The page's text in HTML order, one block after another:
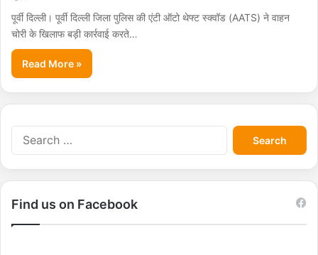
पूर्वी दिल्ली। पूर्वी दिल्ली जिला पुलिस की एंटी ऑटो थेफ्ट स्क्वॉड (AATS) ने वाहन
चोरी के खिलाफ बड़ी कार्रवाई करते…
Read More »
S
e
a
r
Find us on Facebook